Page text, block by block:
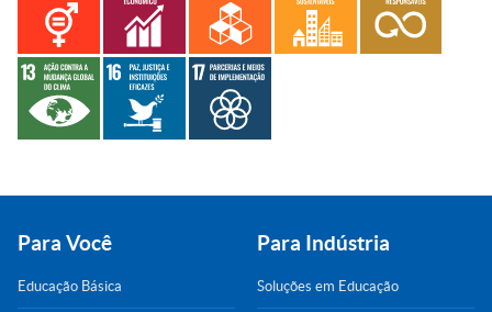
Para Você
Educação Básica
Para Indústria
Soluções em Educação